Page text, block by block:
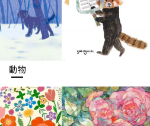
動物